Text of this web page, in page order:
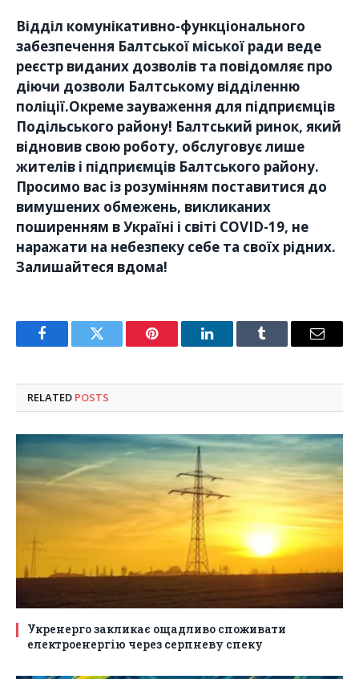
Відділ комунікативно-функціонального
забезпечення Балтської міської ради веде
реєстр виданих дозволів та повідомляє про
діючи дозволи Балтському відділенню
поліції.Окреме зауваження для підприємців
Подільського району! Балтський ринок, який
відновив свою роботу, обслуговує лише
жителів і підприємців Балтського району.
Просимо вас із розумінням поставитися до
вимушених обмежень, викликаних
поширенням в Україні і світі COVID-19, не
наражати на небезпеку себе та своїх рідних.
Залишайтеся вдома!
FacebookTwitter Pinterest LinkedInTumblr Email
RELATED POSTS
Укренерго закликає ощадливо споживати
електроенергію через серпневу спеку